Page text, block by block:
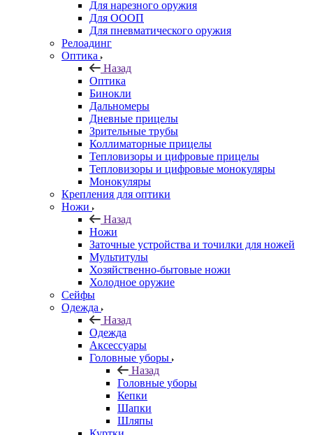
Для нарезного оружия
Для ОООП
Для пневматического оружия
Релоадинг
Оптика
Назад
Оптика
Бинокли
Дальномеры
Дневные прицелы
Зрительные трубы
Коллиматорные прицелы
Тепловизоры и цифровые прицелы
Тепловизоры и цифровые монокуляры
Монокуляры
Крепления для оптики
Ножи
Назад
Ножи
Заточные устройства и точилки для ножей
Мультитулы
Хозяйственно-бытовые ножи
Холодное оружие
Сейфы
Одежда
Назад
Одежда
Аксессуары
Головные уборы
Назад
Головные уборы
Кепки
Шапки
Шляпы